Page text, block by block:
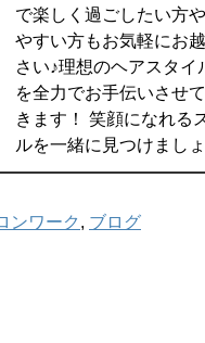
で楽しく過ごしたい方
やすい方もお気軽にお
さい♪理想のヘアスタイ
を全力でお手伝いさせ
きます！ 笑顔になれる
ルを一緒に見つけましょ
ンワーク , ブログ